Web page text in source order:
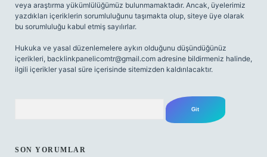
veya araştırma yükümlülüğümüz bulunmamaktadır. Ancak, üyelerimiz
yazdıkları içeriklerin sorumluluğunu taşımakta olup, siteye üye olarak
bu sorumluluğu kabul etmiş sayılırlar.
Hukuka ve yasal düzenlemelere aykırı olduğunu düşündüğünüz
içerikleri, backlinkpanelicomtr@gmail.com adresine bildirmeniz halinde,
ilgili içerikler yasal süre içerisinde sitemizden kaldırılacaktır.
SON YORUMLAR